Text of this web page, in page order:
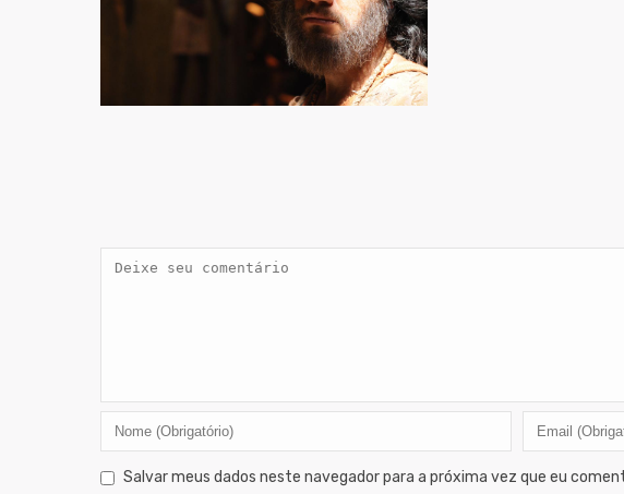
Salvar meus dados neste navegador para a próxima vez que eu